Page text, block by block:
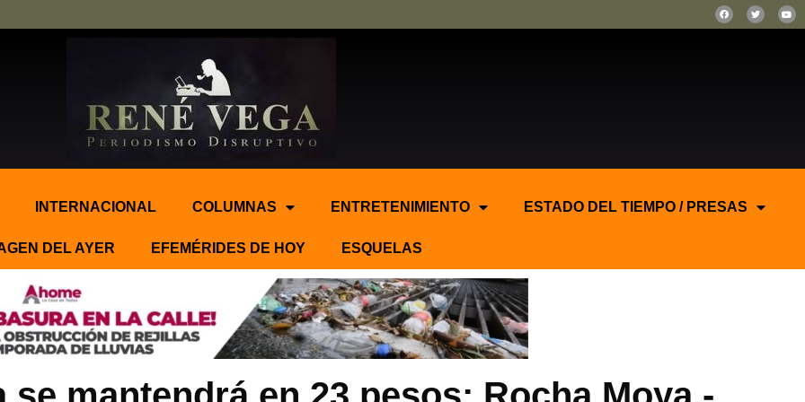
INTERNACIONAL COLUMNAS ENTRETENIMIENTO ESTADO DEL TIEMPO / PRESAS
DEL AYER EFEMÉRIDES DE HOY ESQUELAS